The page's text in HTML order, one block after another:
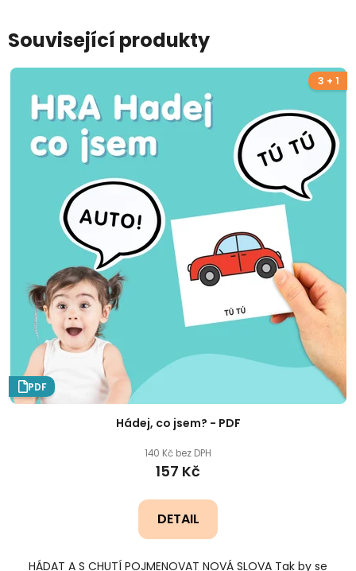
Související produkty
3 + 1
PDF
Hádej, co jsem? - PDF
140 Kč bez DPH
157 Kč
DETAIL
HÁDAT A S CHUTÍ POJMENOVAT NOVÁ SLOVA Tak by se